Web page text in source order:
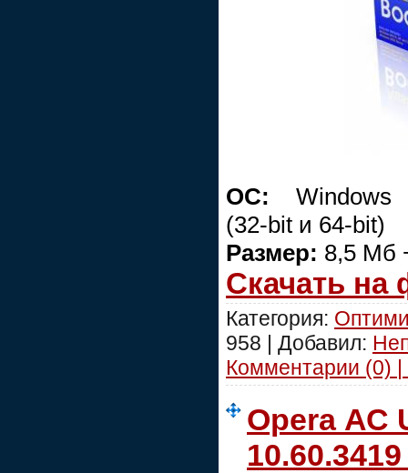
ОС: Windows
(32-bit и 64-bit)
Размер: 8,5 Мб
Скачать на
Категория:
958 | Добавил:
Комментарии (0) |
Opera АС